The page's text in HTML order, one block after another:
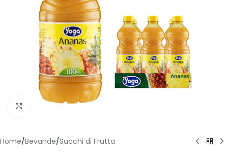
Clicca per ingrandire
Home/Bevande/Succhi di Frutta